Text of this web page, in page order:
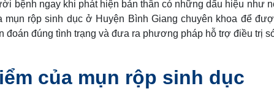
bệnh ngay khi phát hiện bản thân có những dấu hiệu như
rộp sinh dục ở Huyện Bình Giang chuyên khoa để
đoán đúng tình trạng và đưa ra phương pháp hỗ trợ điều trị
của mụn rộp sinh dục